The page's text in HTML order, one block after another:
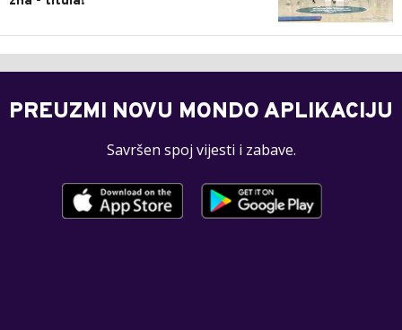
PREUZMI NOVU MONDO APLIKACIJU
Savršen spoj vijesti i zabave.